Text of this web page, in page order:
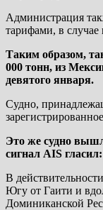
Администрация
тарифами, в случае
Таким образом,
000 тонн, из
девятого января.
Судно,
Это же судно
сигнал AIS
В
Югу от Гаити и
Доминиканской